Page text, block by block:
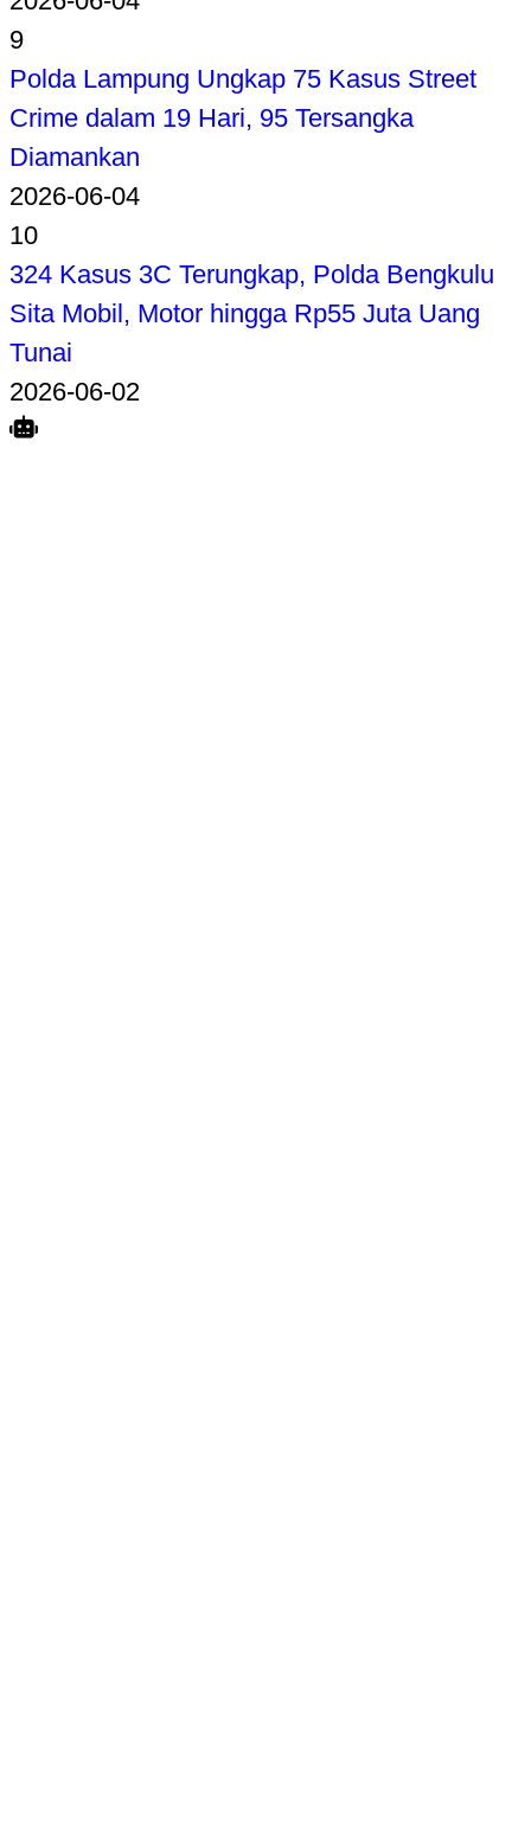
9
Polda Lampung Ungkap 75 Kasus Street
Crime dalam 19 Hari, 95 Tersangka
Diamankan
2026-06-04
10
324 Kasus 3C Terungkap, Polda Bengkulu
Sita Mobil, Motor hingga Rp55 Juta Uang
Tunai
2026-06-02